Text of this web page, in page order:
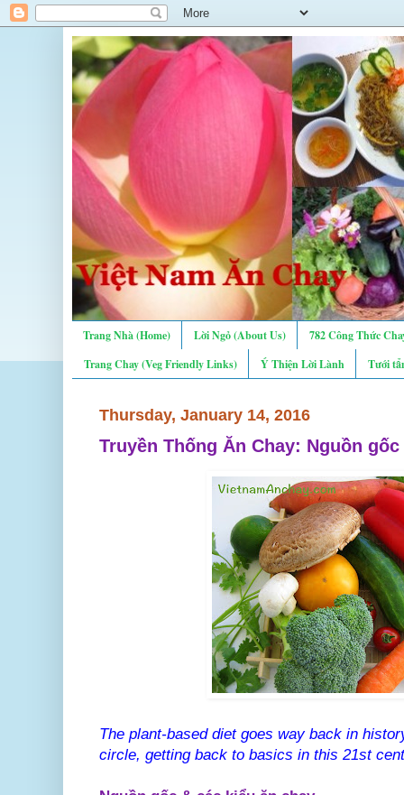
Trang Nhà (Home) Lời Ngỏ (About Us)
782 Công Thức
Trang Chay (Veg Friendly Links)
Ý Thiện Lời Lành Tưới
Thursday, January 14, 2016
Truyền Thống Ăn Chay: Nguồn
The plant-based diet goes way back in
circle, getting back to basics in this 21st